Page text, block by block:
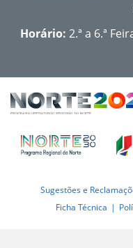
Horário: 2.ª a 6.ª
Sugestões e
Ficha Técnica